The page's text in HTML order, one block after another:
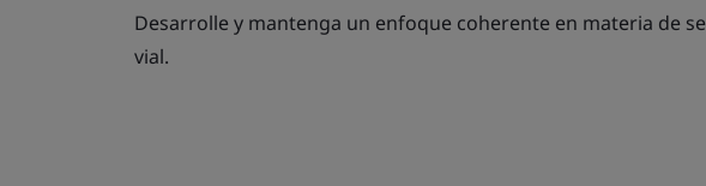
Desarrolle y mantenga un enfoque coherente en materia de
vial.